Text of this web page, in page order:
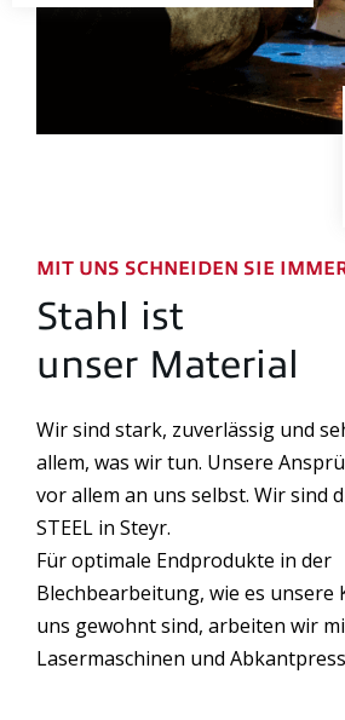
MIT UNS SCHNEIDEN SIE
Stahl ist
unser Material
Wir sind stark, zuverlässig und
allem, was wir tun. Unsere
vor allem an uns selbst. Wir sind
STEEL in Steyr.
Für optimale Endprodukte in der
Blechbearbeitung, wie es unsere
uns gewohnt sind, arbeiten wir
Lasermaschinen und